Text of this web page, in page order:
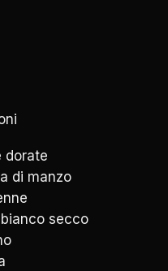
dorate
di manzo
secco